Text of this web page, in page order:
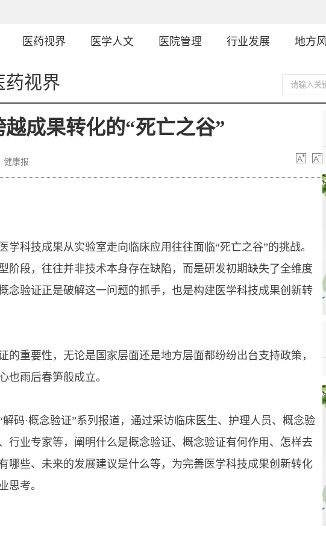
医药视界 医学人文 医院管理 行业发展 地方
药视界
越成果转化的“死亡之谷”
健康报
科技成果从实验室走向临床应用往往面临“死亡之谷”的挑战。
阶段，往往并非技术本身存在缺陷，而是研发初期缺失了全维度
念验证正是破解这一问题的抓手，也是构建医学科技成果创新转
重要性，无论是国家层面还是地方层面都纷纷出台支持政策，
也雨后春笋般成立。
·概念验证”系列报道，通过采访临床医生、护理人员、概念验
行业专家等，阐明什么是概念验证、概念验证有何作用、怎样去
哪些、未来的发展建议是什么等，为完善医学科技成果创新转化
思考。